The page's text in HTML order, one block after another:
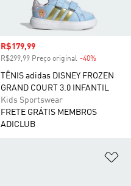
Preço com desconto
R$179,99
R$299,99 Preço original -40%
TÊNIS adidas DISNEY FROZEN
GRAND COURT 3.0 INFANTIL
Kids Sportswear
FRETE GRÁTIS MEMBROS
ADICLUB